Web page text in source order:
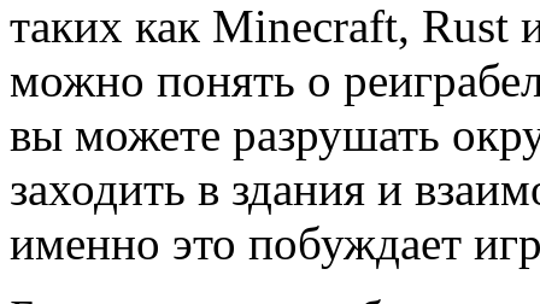
таких как Minecraft, Rust
можно понять о
вы можете разрушать
заходить в здания и
именно это побуждает